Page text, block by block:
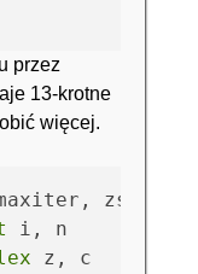
przez
13-krotne
więcej.
zs, cs
i, n
z, c